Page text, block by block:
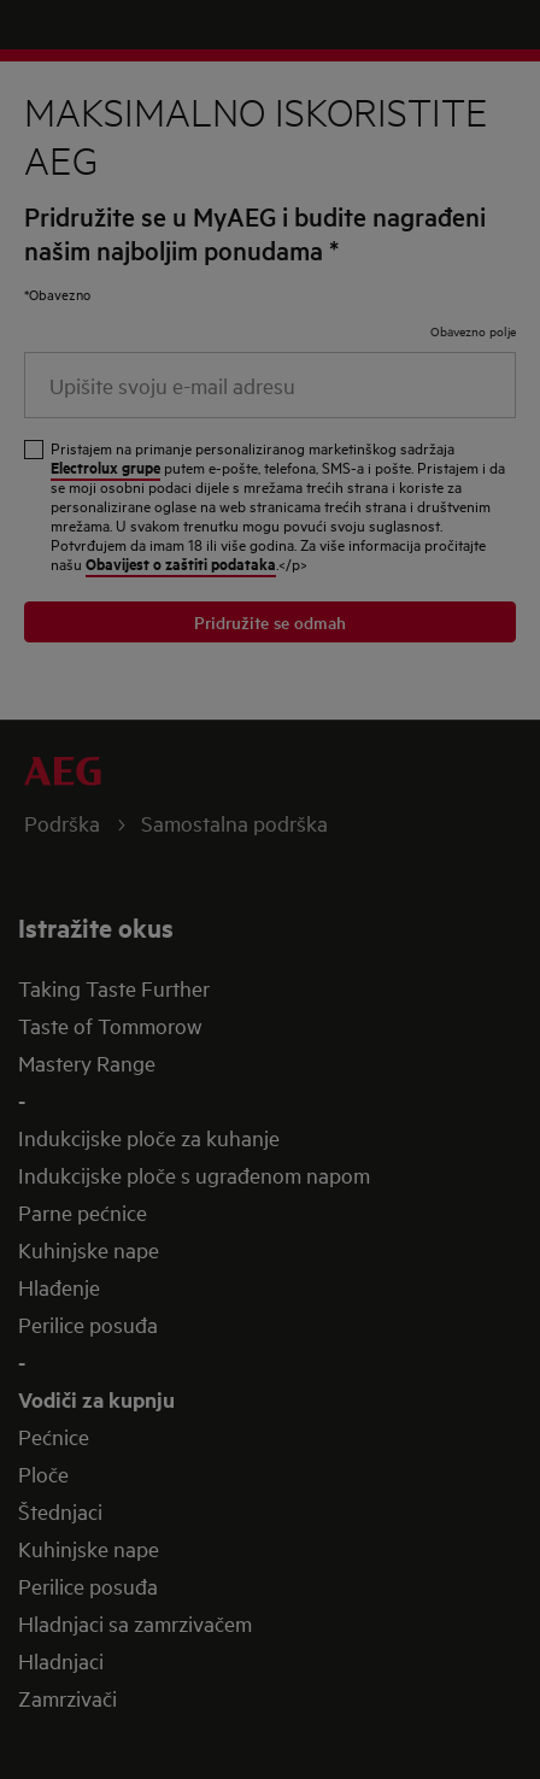
MAKSIMALNO ISKORISTITE
AEG
Pridružite se u MyAEG i budite nagrađeni
našim najboljim ponudama *
*Obavezno
Obavezno polje
svoju
mail
adresu
Pristajem na primanje personaliziranog marketinškog sadržaja
Electrolux grupe putem e-pošte, telefona, SMS-a i pošte. Pristajem i da
se moji osobni podaci dijele s mrežama trećih strana i koriste za
personalizirane oglase na web stranicama trećih strana i društvenim
mrežama. U svakom trenutku mogu povući svoju suglasnost.
Potvrđujem da imam 18 ili više godina. Za više informacija pročitajte
našu Obavijest o zaštiti podataka .</p>
Pridružite se odmah
Podrška Samostalna podrška
Istražite okus
Taking Taste Further
Taste of Tommorow
Mastery Range
-
Indukcijske ploče za kuhanje
Indukcijske ploče s ugrađenom napom
Parne pećnice
Kuhinjske nape
Hlađenje
Perilice posuđa
-
Vodiči za kupnju
Pećnice
Ploče
Štednjaci
Kuhinjske nape
Perilice posuđa
Hladnjaci sa zamrzivačem
Hladnjaci
Zamrzivači